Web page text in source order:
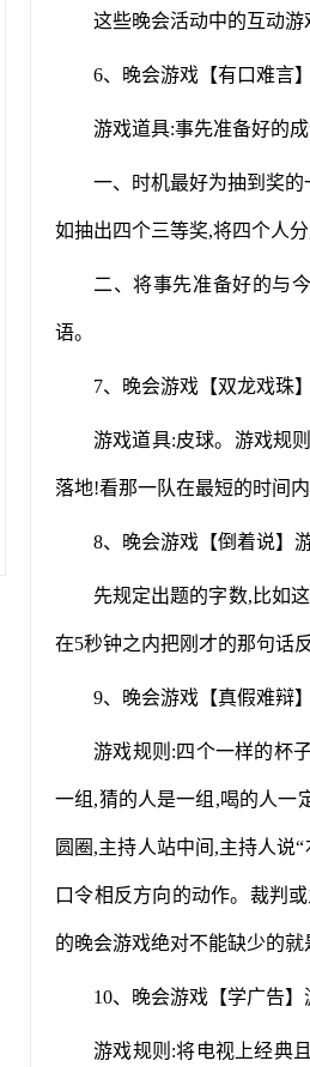
这些晚会活动中的互动游
6、晚会游戏【有口难言
游戏道具:事先准备好的
一、时机最好为抽到奖
如抽出四个三等奖,将四个人
二、将事先准备好的与
语。
7、晚会游戏【双龙戏珠
游戏道具:皮球。游戏规
落地!看那一队在最短的时间内
8、晚会游戏【倒着说】
先规定出题的字数,比如
在5秒钟之内把刚才的那句话
9、晚会游戏【真假难辩
游戏规则:四个一样的杯
一组,猜的人是一组,喝的人一
圆圈,主持人站中间,主持人说
口令相反方向的动作。裁判
的晚会游戏绝对不能缺少的
10、晚会游戏【学广告】
游戏规则:将电视上经典